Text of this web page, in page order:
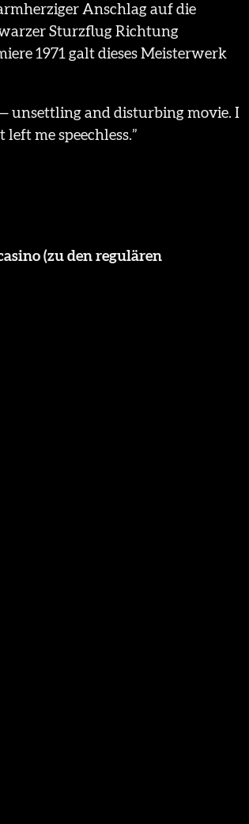
Anschlag auf die
Sturzflug Richtung
1971 galt dieses Meisterwerk
unsettling and disturbing movie. I
me speechless.”
(zu den regulären